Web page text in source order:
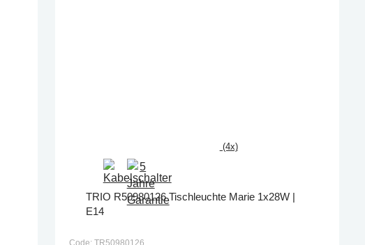
(4x)
TRIO R50980126 Tischleuchte Marie 1x28W |
E14
Code: TR50980126